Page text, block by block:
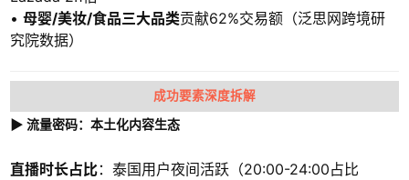
• 母婴/美妆/食品三大品类贡献62%交易额（泛思网跨境研
究院数据）
成功要素深度拆解
▶ 流量密码：本土化内容生态
直播时长占比：泰国用户夜间活跃（20:00-24:00占比